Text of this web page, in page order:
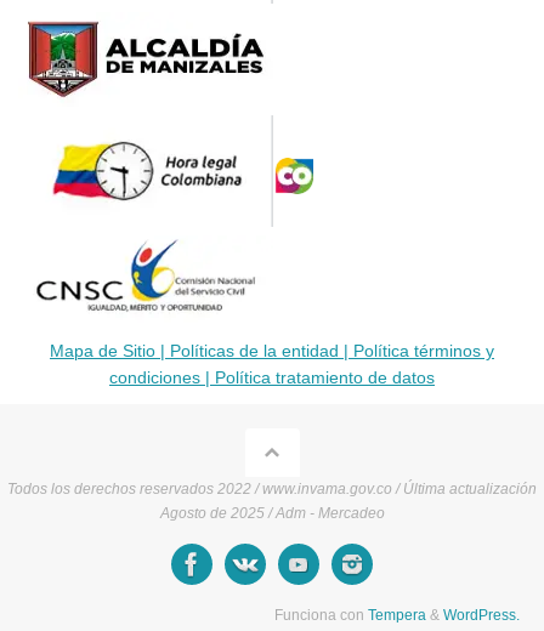
Mapa de Sitio | Políticas de la entidad | Política términos y
condiciones | Política tratamiento de datos
Todos los derechos reservados 2022 / www.invama.gov.co / Última actualización
Agosto de 2025 / Adm - Mercadeo
Funciona con Tempera & WordPress.